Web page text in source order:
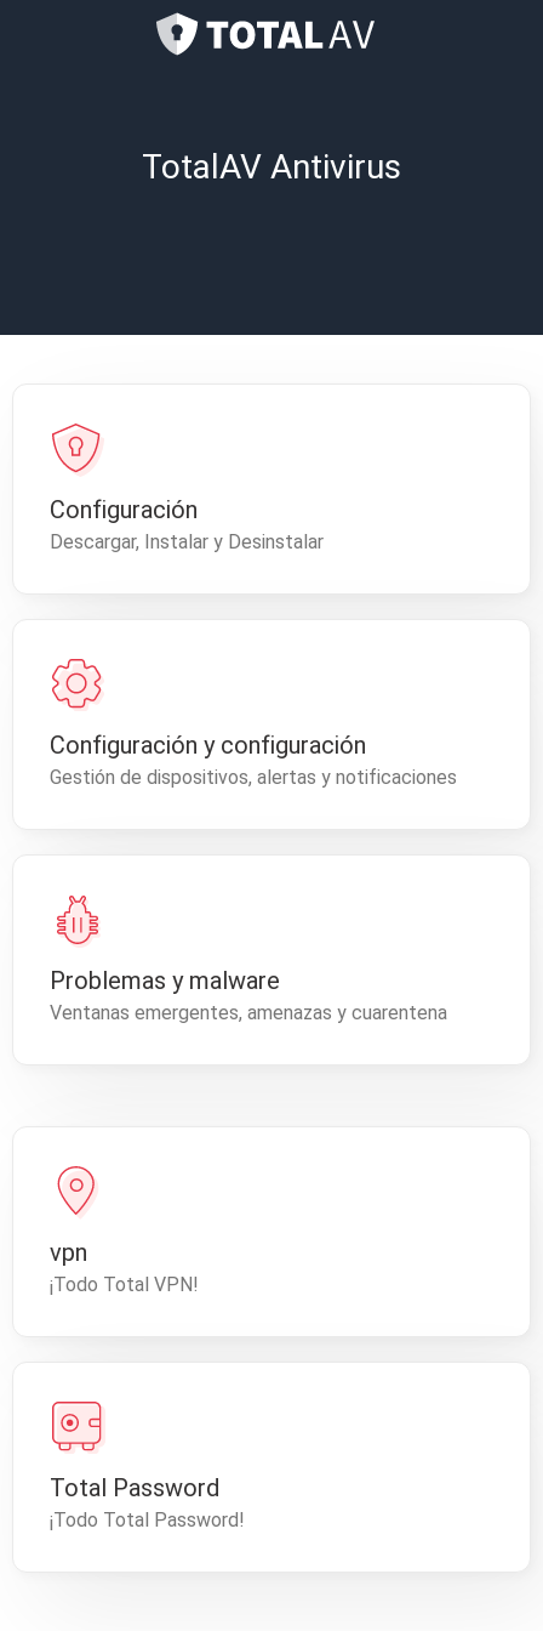
TotalAV Antivirus
Configuración
Descargar, Instalar y Desinstalar
Configuración y configuración
Gestión de dispositivos, alertas y notificaciones
Problemas y malware
Ventanas emergentes, amenazas y cuarentena
vpn
¡Todo Total VPN!
Total Password
¡Todo Total Password!